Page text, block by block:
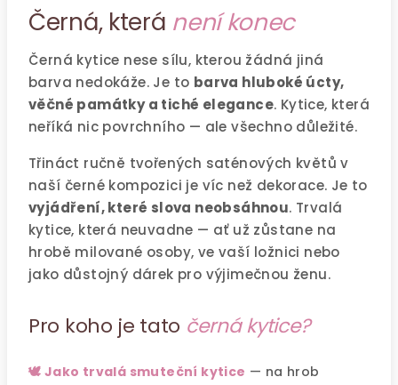
Černá, která není konec
Černá kytice nese sílu, kterou žádná jiná
barva nedokáže. Je to barva hluboké úcty,
věčné památky a tiché elegance. Kytice, která
neříká nic povrchního — ale všechno důležité.
Třináct ručně tvořených saténových květů v
naší černé kompozici je víc než dekorace. Je to
vyjádření, které slova neobsáhnou. Trvalá
kytice, která neuvadne — ať už zůstane na
hrobě milované osoby, ve vaší ložnici nebo
jako důstojný dárek pro výjimečnou ženu.
Pro koho je tato černá kytice?
🕊️ Jako trvalá smuteční kytice — na hrob